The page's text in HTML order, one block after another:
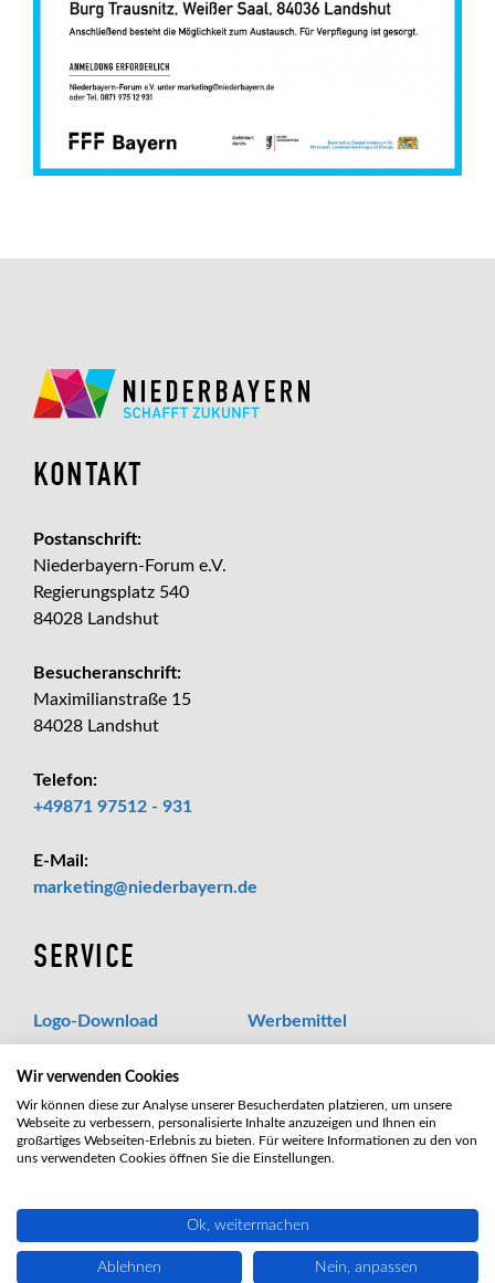
Wir verwenden Cookies
Wir können diese zur Analyse unserer Besucherdaten platzieren, um unsere
Webseite zu verbessern, personalisierte Inhalte anzuzeigen und Ihnen ein
großartiges Webseiten-Erlebnis zu bieten. Für weitere Informationen zu den von
uns verwendeten Cookies öffnen Sie die Einstellungen.
Ok, weitermachen
Ablehnen Nein, anpassen
KONTAKT
Postanschrift:
Niederbayern-Forum e.V.
Regierungsplatz 540
84028 Landshut
Besucheranschrift:
Maximilianstraße 15
84028 Landshut
Telefon:
+49871 97512 - 931
E-Mail:
marketing
_at_
niederbayern.de
SERVICE
Logo-Download
Werbemittel
Impressum